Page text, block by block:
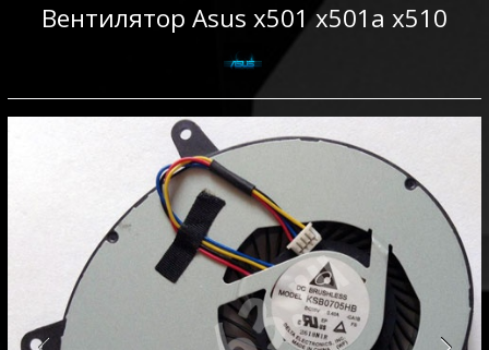
Вентилятор Asus x501 x501a x510